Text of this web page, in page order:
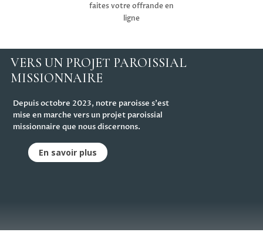
faites votre offrande en
ligne
VERS UN PROJET PAROISSIAL
MISSIONNAIRE
Depuis octobre 2023, notre paroisse s'est
mise en marche vers un projet paroissial
missionnaire que nous discernons.
En savoir plus